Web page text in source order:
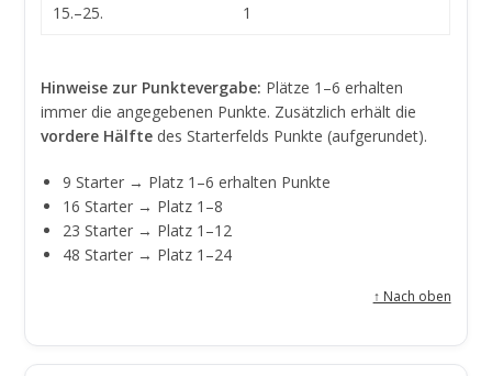
15.–25. 1
Hinweise zur Punktevergabe: Plätze 1–6 erhalten
immer die angegebenen Punkte. Zusätzlich erhält die
vordere Hälfte des Starterfelds Punkte (aufgerundet).
9 Starter → Platz 1–6 erhalten Punkte
16 Starter → Platz 1–8
23 Starter → Platz 1–12
48 Starter → Platz 1–24
↑ Nach oben